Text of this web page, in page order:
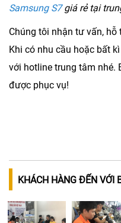
Samsung S7giá rẻ tại
Chúng tôi nhận tư vấn, hỗ
Khi có nhu cầu hoặc bất
với hotline trung tâm nhé.
được phục vụ!
KHÁCH HÀNG ĐẾN VỚI